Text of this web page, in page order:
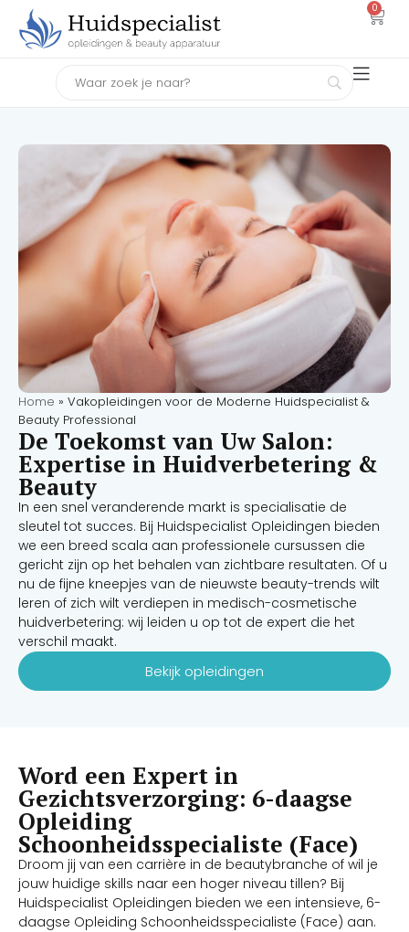
0
Home » Vakopleidingen voor de Moderne Huidspecialist &
Beauty Professional
De Toekomst van Uw Salon:
Expertise in Huidverbetering &
Beauty
In een snel veranderende markt is specialisatie de
sleutel tot succes. Bij Huidspecialist Opleidingen bieden
we een breed scala aan professionele cursussen die
gericht zijn op het behalen van zichtbare resultaten. Of u
nu de fijne kneepjes van de nieuwste beauty-trends wilt
leren of zich wilt verdiepen in medisch-cosmetische
huidverbetering: wij leiden u op tot de expert die het
verschil maakt.
Bekijk opleidingen
Word een Expert in
Gezichtsverzorging: 6-daagse
Opleiding
Schoonheidsspecialiste (Face)
Droom jij van een carrière in de beautybranche of wil je
jouw huidige skills naar een hoger niveau tillen? Bij
Huidspecialist Opleidingen bieden we een intensieve, 6-
daagse Opleiding Schoonheidsspecialiste (Face) aan.